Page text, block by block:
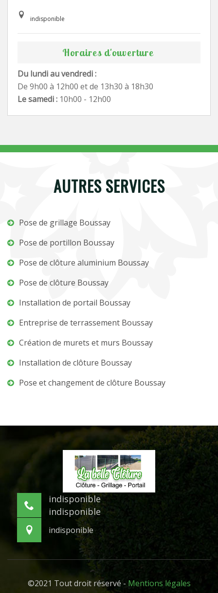
indisponible
Horaires d'ouverture
Du lundi au vendredi :
De 9h00 à 12h00 et de 13h30 à 18h30
Le samedi : 10h00 - 12h00
AUTRES SERVICES
Pose de grillage Boussay
Pose de portillon Boussay
Pose de clôture aluminium Boussay
Pose de clôture Boussay
Installation de portail Boussay
Entreprise de terrassement Boussay
Création de murets et murs Boussay
Installation de clôture Boussay
Pose et changement de clôture Boussay
indisponible
indisponible
indisponible
©2021 Tout droit réservé - Mentions légales